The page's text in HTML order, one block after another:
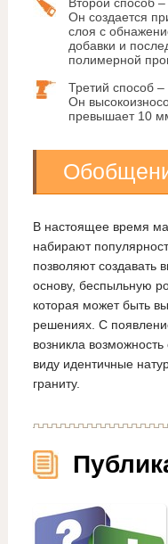
Он создается
слоя с
добавки и
полимерной
Третий способ
Он
превышает 10
В настоящее время
набирают
позволяют создавать
основу, беспыльную
которая может быть
решениях. С
возникла
виду идентичные
граниту.